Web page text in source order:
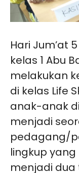
Hari Jum’at
kelas 1 Abu
melakukan
di kelas Life
anak-anak
menjadi
pedagang/
lingkup
menjadi